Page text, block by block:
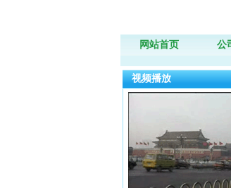
网站首页 公
视频播放